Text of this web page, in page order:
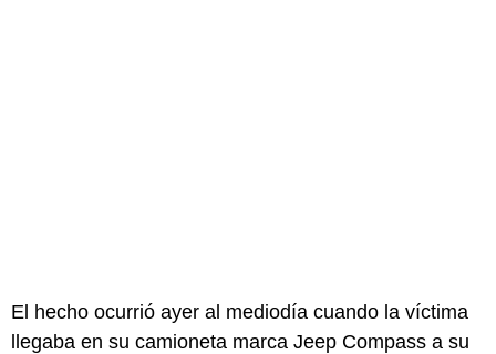
El hecho ocurrió ayer al mediodía cuando la víctima
llegaba en su camioneta marca Jeep Compass a su